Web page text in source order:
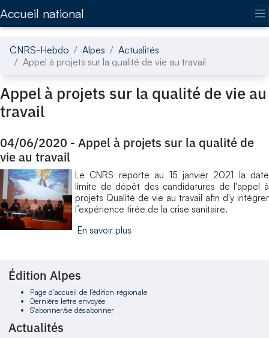
Accueil national
CNRS-Hebdo Alpes
Actualités
Appel à projets sur la qualité de vie au travail
Appel à projets sur la qualité de vie au
travail
04/06/2020 - Appel à projets sur la qualité de
vie au travail
Le CNRS reporte au 15 janvier 2021 la date
limite de dépôt des candidatures de l'appel à
projets Qualité de vie au travail afin d'y intégrer
l’expérience tirée de la crise sanitaire.
En savoir plus
Édition Alpes
Page d'accueil de l'édition régionale
Dernière lettre envoyée
S'abonner/se désabonner
Actualités